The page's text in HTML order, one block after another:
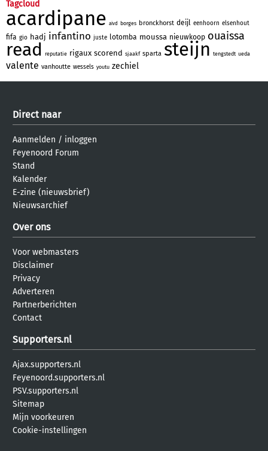
Tagcloud
acardipane aivd borges bronckhorst deijl eenhoorn elsenhout
fifa gio hadj infantino juste lotomba moussa nieuwkoop ouaissa
read reputatie rigaux scorend sjaakf sparta steijn tengstedt ueda
valente vanhoutte wessels youtu zechiel
Direct naar
Aanmelden / inloggen
Feyenoord Forum
Stand
Kalender
E-zine (nieuwsbrief)
Nieuwsarchief
Over ons
Voor webmasters
Disclaimer
Privacy
Adverteren
Partnerberichten
Contact
Supporters.nl
Ajax.supporters.nl
Feyenoord.supporters.nl
PSV.supporters.nl
Sitemap
Mijn voorkeuren
Cookie-instellingen